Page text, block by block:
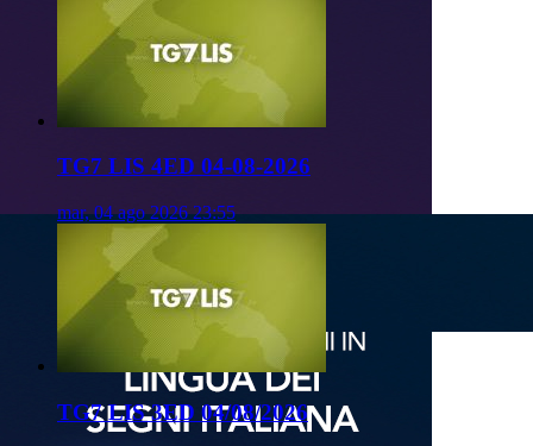
TG7 LIS 4ED 04-08-2026
mar, 04 ago 2026 23:55
TG7 LIS 3ED 04/08/2026